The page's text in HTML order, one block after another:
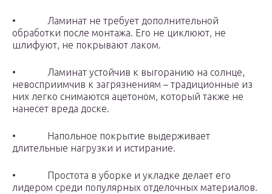
• Ламинат не требует дополнительной
обработки после монтажа. Его не циклюют, не
шлифуют, не покрывают лаком.
• Ламинат устойчив к выгоранию на солнце,
невосприимчив к загрязнениям – традиционные из
них легко снимаются ацетоном, который также не
нанесет вреда доске.
• Напольное покрытие выдерживает
длительные нагрузки и истирание.
• Простота в уборке и укладке делает его
лидером среди популярных отделочных материалов.